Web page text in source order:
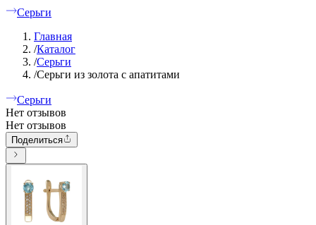
Серьги
Главная
/Каталог
/Серьги
/Серьги из золота с апатитами
Серьги
Нет отзывов
Нет отзывов
Поделиться